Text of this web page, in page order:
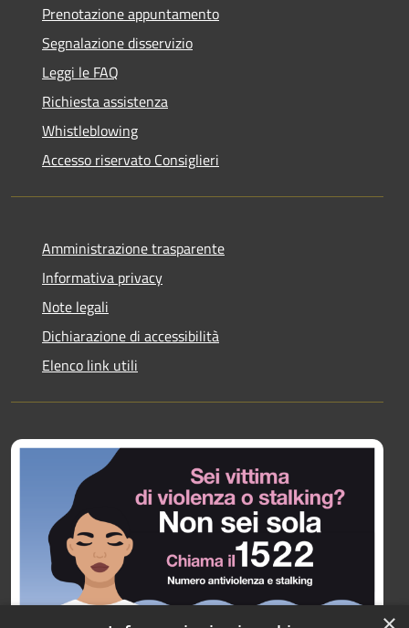
Prenotazione appuntamento
Segnalazione disservizio
Leggi le FAQ
Richiesta assistenza
Whistleblowing
Accesso riservato Consiglieri
Amministrazione trasparente
Informativa privacy
Note legali
Dichiarazione di accessibilità
Elenco link utili